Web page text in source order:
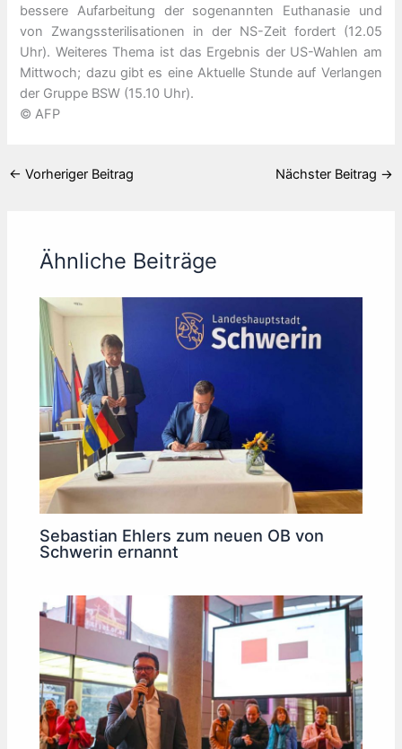
bessere Aufarbeitung der sogenannten Euthanasie und
von Zwangssterilisationen in der NS-Zeit fordert (12.05
Uhr). Weiteres Thema ist das Ergebnis der US-Wahlen am
Mittwoch; dazu gibt es eine Aktuelle Stunde auf Verlangen
der Gruppe BSW (15.10 Uhr).
© AFP
← Vorheriger Beitrag Nächster Beitrag →
Ähnliche Beiträge
Sebastian Ehlers zum neuen OB von
Schwerin ernannt